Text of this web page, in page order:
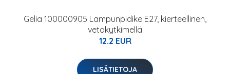
Gelia 100000905 Lampunpidike E27, kierteellinen,
vetokytkimellä
12.2 EUR
LISÄTIETOJA